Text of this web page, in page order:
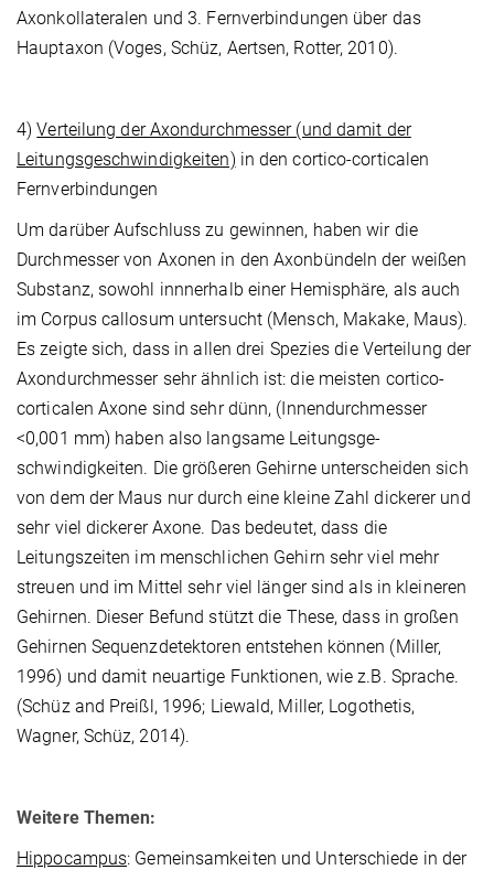
Axonkollateralen und 3. Fernverbindungen über das
Hauptaxon (Voges, Schüz, Aertsen, Rotter, 2010).
4)Verteilung der Axondurchmesser (und damit der
Leitungsgeschwindigkeiten) in den cortico-corticalen
Fernverbindungen
Um darüber Aufschluss zu gewinnen, haben wir die
Durchmesser von Axonen in den Axonbündeln der weißen
Substanz, sowohl innnerhalb einer Hemisphäre, als auch
im Corpus callosum untersucht (Mensch, Makake, Maus).
Es zeigte sich, dass in allen drei Spezies die Verteilung der
Axondurchmesser sehr ähnlich ist: die meisten cortico-
corticalen Axone sind sehr dünn, (Innendurchmesser
<0,001 mm) haben also langsame Leitungsge­
schwindigkeiten. Die größeren Gehirne unterscheiden sich
von dem der Maus nur durch eine kleine Zahl dickerer und
sehr viel dickerer Axone. Das bedeutet, dass die
Leitungszeiten im menschlichen Gehirn sehr viel mehr
streuen und im Mittel sehr viel länger sind als in kleineren
Gehirnen. Dieser Befund stützt die These, dass in großen
Gehirnen Sequenz­detektoren entstehen können (Miller,
1996) und damit neuartige Funktionen, wie z.B. Sprache.
(Schüz and Preißl, 1996; Liewald, Miller, Logothetis,
Wagner, Schüz, 2014).
Weitere Themen:
Hippocampus: Gemeinsamkeiten und Unterschiede in der